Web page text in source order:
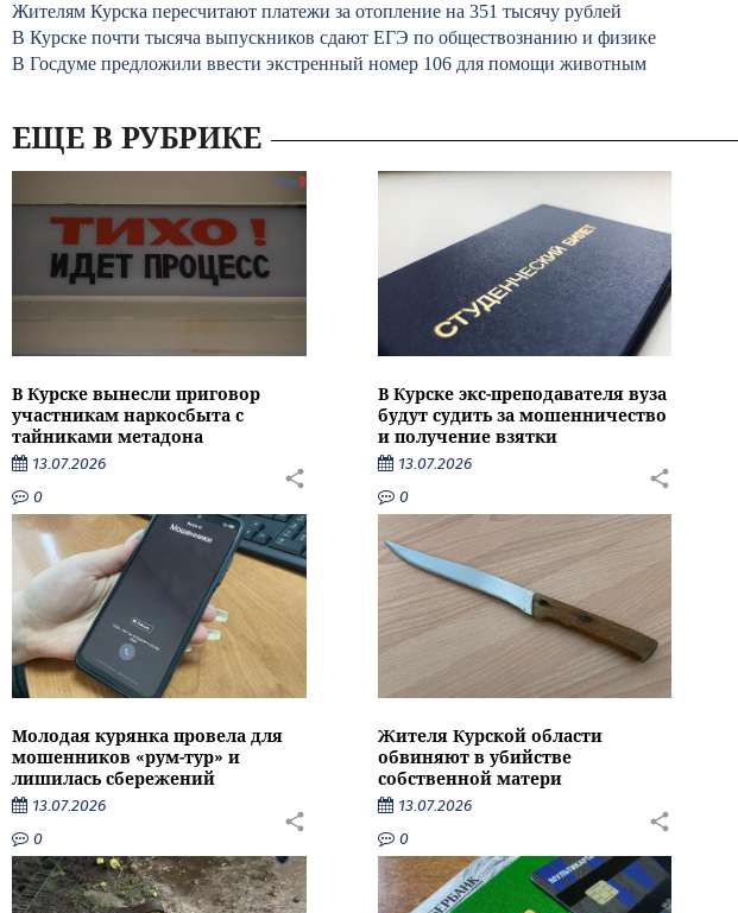
Жителям Курска пересчитают платежи за отопление на 351 тысячу рублей
В Курске почти тысяча выпускников сдают ЕГЭ по обществознанию и физике
В Госдуме предложили ввести экстренный номер 106 для помощи животным
ЕЩЕ В РУБРИКЕ
В Курске вынесли приговор
участникам наркосбыта с
тайниками метадона
13.07.2026
0
В Курске экс-преподавателя вуза
будут судить за мошенничество
и получение взятки
13.07.2026
0
Молодая курянка провела для
мошенников «рум-тур» и
лишилась сбережений
13.07.2026
0
Жителя Курской области
обвиняют в убийстве
собственной матери
13.07.2026
0